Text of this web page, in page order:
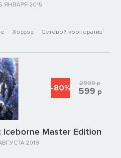
ЯНВАРЯ 2015
Хоррор
Сетевой кооператив
Iceborne Master Edition
2018
-80% 2999р
599 р